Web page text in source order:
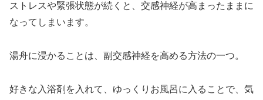
ストレスや緊張状態が続くと、交感神経が高まったままに
なってしまいます。
湯舟に浸かることは、副交感神経を高める方法の一つ。
好きな入浴剤を入れて、ゆっくりお風呂に入ることで、気